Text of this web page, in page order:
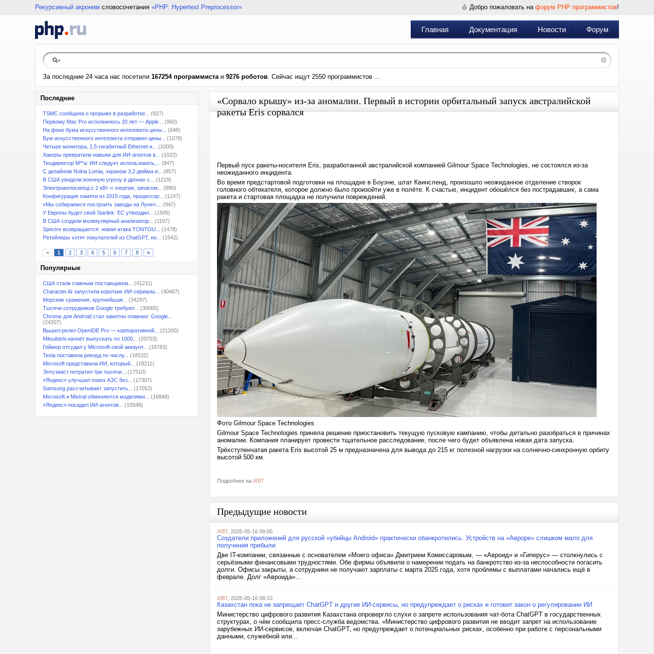
Рекурсивный акроним словосочетания «PHP: Hypertext Preprocessor» Добро пожаловать на форум PHP программистов!
Главная Документация Новости Форум
За последние 24 часа нас посетили 167254 программистаи 9276 роботов. Сейчас ищут 2550 программистов ...
Последние
TSMC сообщила о прорыве в разработке...
(927)
Первому Mac Pro исполнилось 20 лет — Apple...
(950)
На фоне бума искусственного интеллекта цены...
(648)
Бум искусственного интеллекта отправил цены...
(1078)
Четыре монитора, 2,5-гигабитный Ethernet и...
(1000)
Хакеры превратили навыки для ИИ-агентов в...
(1022)
Техдиректор M**a: ИИ следует использовать,...
(847)
С дизайном Nokia Lumia, экраном 3,2 дюйма и...
(857)
В США увидели военную угрозу в дронах с...
(1219)
Электровелосипед с 2 кВт·ч энергии, запасом...
(890)
Конфигурация памяти из 2015 года, процессор...
(1247)
«Мы собираемся построить заводы на Луне»....
(947)
У Европы будет свой Starlink: ЕС утвердил...
(1505)
В США создали молекулярный анализатор...
(1197)
Spectre возвращается: новая атака TONTOU...
(1478)
Ретейлеры хотят покупателей из ChatGPT, но...
(1542)
< 1 2 3 4 5 6 7 8 >
Популярные
США стали главным поставщиком...
(41211)
Character.AI запустила короткие ИИ-сериалы...
(40467)
Морские сражения, крупнейшая...
(34297)
Тысячи сотрудников Google требуют...
(30065)
Chrome для Android стал заметно плавнее: Google...
(24207)
Вышел релиз OpenIDE Pro — корпоративной...
(21200)
Mitsubishi начнёт выпускать по 1000...
(20753)
Геймер отсудил у Microsoft свой аккаунт...
(18783)
Tesla поставила рекорд по числу...
(18532)
Microsoft представила ИИ, который...
(18211)
Энтузиаст потратил три тысячи...
(17510)
«Яндекс» улучшил поиск АЗС без...
(17307)
Samsung рассчитывает запустить...
(17053)
Microsoft и Mistral обменяются моделями...
(16848)
«Яндекс» посадил ИИ-агентов...
(15548)
«Сорвало крышу» из-за аномалии. Первый в истории орбитальный запуск австралийской
ракеты Eris сорвался
Первый пуск ракеты-носителя Eris, разработанной австралийской компанией Gilmour Space Technologies, не состоялся из-за
неожиданного инцидента.
Во время предстартовой подготовки на площадке в Боуэне, штат Квинсленд, произошло неожиданное отделение створок
головного обтекателя, которое должно было произойти уже в полёте. К счастью, инцидент обошёлся без пострадавших, а сама
ракета и стартовая площадка не получили повреждений.
Фото Gilmour Space Technologies
Gilmour Space Technologies приняла решение приостановить текущую пусковую кампанию, чтобы детально разобраться в причинах
аномалии. Компания планирует провести тщательное расследование, после чего будет объявлена новая дата запуска.
Трёхступенчатая ракета Eris высотой 25 м предназначена для вывода до 215 кг полезной нагрузки на солнечно-синхронную орбиту
высотой 500 км.
Подробнее на iXBT
Предыдущие новости
iXBT, 2025-05-16 09:00
Создатели приложений для русской «убийцы Android» практически обанкротились. Устройств на «Авроре» слишком мало для
получения прибыли
Две IT-компании, связанные с основателем «Моего офиса» Дмитрием Комиссаровым, — «Авроид» и «Гиперус» — столкнулись с
серьёзными финансовыми трудностями. Обе фирмы объявили о намерении подать на банкротство из-за неспособности погасить
долги. Офисы закрыты, а сотрудники не получают зарплаты с марта 2025 года, хотя проблемы с выплатами начались ещё в
феврале. Долг «Авроида»...
iXBT, 2025-05-16 08:10
Казахстан пока не запрещает ChatGPT и другие ИИ-сервисы, но предупреждает о рисках и готовит закон о регулировании ИИ
Министерство цифрового развития Казахстана опровергло слухи о запрете использования чат-бота ChatGPT в государственных
структурах, о чём сообщила пресс-служба ведомства. «Министерство цифрового развития не вводит запрет на использование
зарубежных ИИ-сервисов, включая ChatGPT, но предупреждает о потенциальных рисках, особенно при работе с персональными
данными, служебной или...